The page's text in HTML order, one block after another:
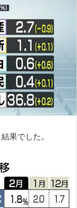
果でした。